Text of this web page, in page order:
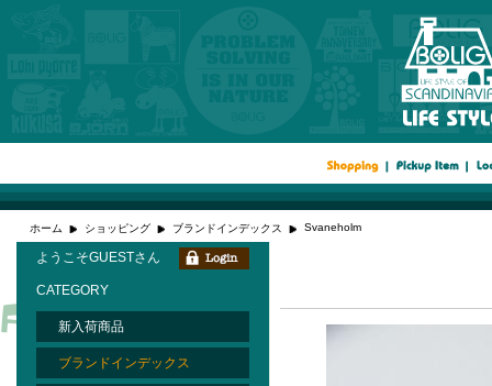
ホーム ショッピング ブランドインデックス Svaneholm
ようこそGUESTさん
CATEGORY
新入荷商品
ブランドインデックス